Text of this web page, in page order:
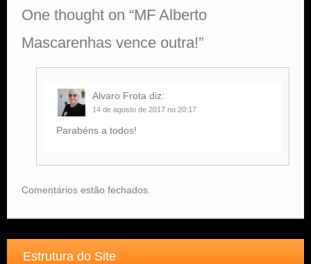
One thought on “MF Alberto
Mascarenhas vence outra!”
Alvaro Frota diz:
14 de agosto de 2017 no 20:17
Parabéns a todos!
Comentários estão fechados.
Estrutura do Site